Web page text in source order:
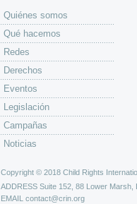
Quiénes somos
Qué hacemos
Redes
Derechos
Eventos
Legislación
Campañas
Noticias
Copyright © 2018 Child Rights
ADDRESS Suite 152, 88 Lower Marsh,
EMAIL contact@crin.org